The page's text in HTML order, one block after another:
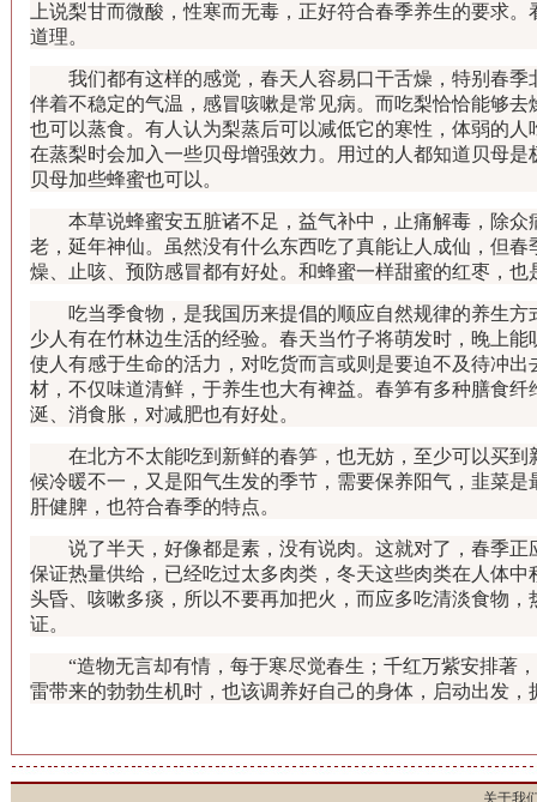
上说梨甘而微酸，性寒而无毒，正好符合春季养生的要求
道理。
我们都有这样的感觉，春天人容易口干舌燥，特别春季
伴着不稳定的气温，感冒咳嗽是常见病。而吃梨恰恰能够
也可以蒸食。有人认为梨蒸后可以减低它的寒性，体弱的
在蒸梨时会加入一些贝母增强效力。用过的人都知道贝母
贝母加些蜂蜜也可以。
本草说蜂蜜安五脏诸不足，益气补中，止痛解毒，除众
老，延年神仙。虽然没有什么东西吃了真能让人成仙，但
燥、止咳、预防感冒都有好处。和蜂蜜一样甜蜜的红枣，
吃当季食物，是我国历来提倡的顺应自然规律的养生方
少人有在竹林边生活的经验。春天当竹子将萌发时，晚上
使人有感于生命的活力，对吃货而言或则是要迫不及待冲
材，不仅味道清鲜，于养生也大有裨益。春笋有多种膳食
涎、消食胀，对减肥也有好处。
在北方不太能吃到新鲜的春笋，也无妨，至少可以买到
候冷暖不一，又是阳气生发的季节，需要保养阳气，韭菜
肝健脾，也符合春季的特点。
说了半天，好像都是素，没有说肉。这就对了，春季正
保证热量供给，已经吃过太多肉类，冬天这些肉类在人体
头昏、咳嗽多痰，所以不要再加把火，而应多吃清淡食物
证。
“造物无言却有情，每于寒尽觉春生；千红万紫安排著，
雷带来的勃勃生机时，也该调养好自己的身体，启动出发，
关于我